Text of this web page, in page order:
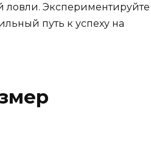
ловли. Экспериментируйте
путь к успеху на